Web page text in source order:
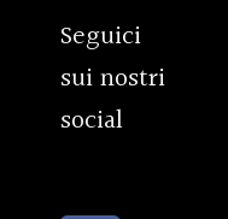
Seguici
sui nostri
social